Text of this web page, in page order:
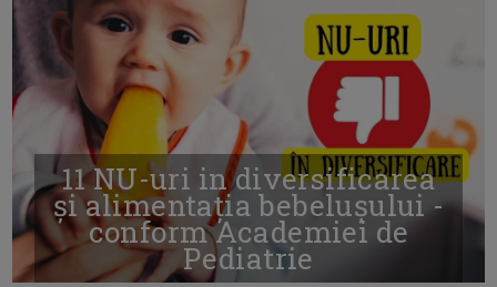
11 NU-uri in diversificarea
și alimentația bebelușului -
conform Academiei de
Pediatrie